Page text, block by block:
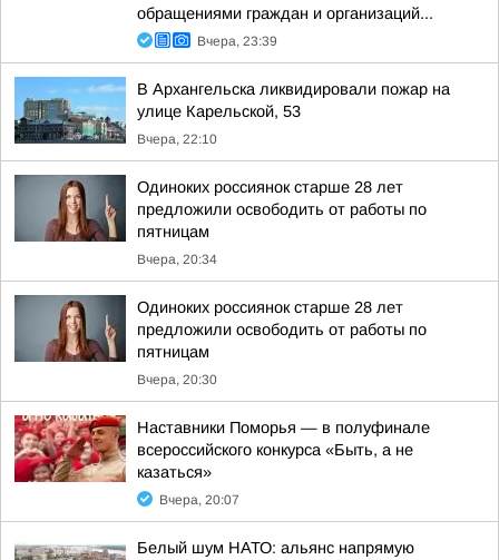
обращениями граждан и организаций...
Вчера, 23:39
В Архангельска ликвидировали пожар на
улице Карельской, 53
Вчера, 22:10
Одиноких россиянок старше 28 лет
предложили освободить от работы по
пятницам
Вчера, 20:34
Одиноких россиянок старше 28 лет
предложили освободить от работы по
пятницам
Вчера, 20:30
Наставники Поморья — в полуфинале
всероссийского конкурса «Быть, а не
казаться»
Вчера, 20:07
Белый шум НАТО: альянс напрямую